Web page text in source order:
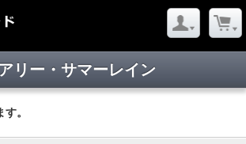
リー・サマーレイン
。